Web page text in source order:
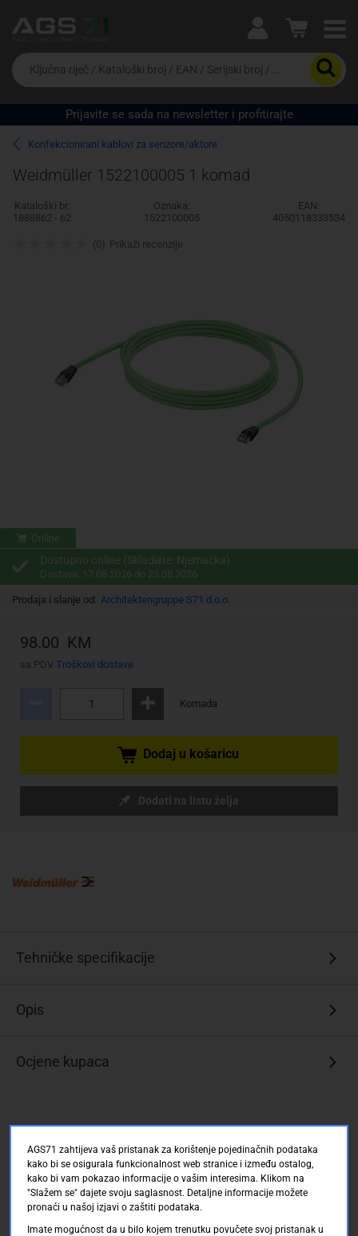
Ova postavka prilagođava asortiman proizvoda i
cijene vašim potrebama.
Da
biste
potražili
proizvod,
unesite
ključnu
riječ,
kataloški
broj,
EAN
ili
Prijavite se sada na newsletter i profitirajte
Konfekcionirani kablovi za senzore/aktore
Weidmüller 1522100005 1 komad
Kataloški br:
1888862 - 62
Oznaka:
1522100005
EAN:
4050118333534
Online
Dostupno online (Skladište: Njemačka)
Dostava: 17.08.2026 do 23.08.2026
Prodaja i slanje od: Architektengruppe S71 d.o.o.
98.00 KM
sa PDV Troškovi dostave
Komada
Dodaj u košaricu
Dodati na listu želja
(0) Prikaži recenzije
Tehničke specifikacije
Opis
Ocjene kupaca
AGS71 zahtijeva vaš pristanak za korištenje pojedinačnih podataka
kako bi se osigurala funkcionalnost web stranice i između ostalog,
kako bi vam pokazao informacije o vašim interesima. Klikom na
"Slažem se" dajete svoju saglasnost. Detaljne informacije možete
pronaći u našoj izjavi o zaštiti podataka.
Imate mogućnost da u bilo kojem trenutku povučete svoj pristanak u